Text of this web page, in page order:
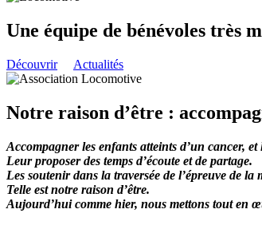
Une équipe de bénévoles très
Découvrir Actualités
Notre raison d’être :
Accompagner les enfants atteints d’un cancer, et
Leur proposer des temps d’écoute et de partage.
Les soutenir dans la traversée de l’épreuve de la
Telle est notre raison d’être.
Aujourd’hui comme hier, nous mettons tout en